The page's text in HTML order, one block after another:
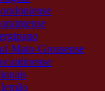
Mato-Grossense